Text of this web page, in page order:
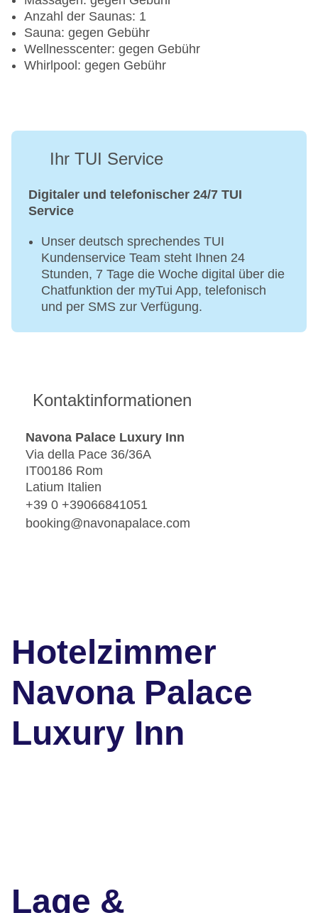
Anzahl der Saunas: 1
Sauna: gegen Gebühr
Wellnesscenter: gegen Gebühr
Whirlpool: gegen Gebühr
Ihr TUI Service
Digitaler und telefonischer 24/7 TUI
Service
Unser deutsch sprechendes TUI
Kundenservice Team steht Ihnen 24
Stunden, 7 Tage die Woche digital über die
Chatfunktion der myTui App, telefonisch
und per SMS zur Verfügung.
Kontaktinformationen
Navona Palace Luxury Inn
Via della Pace 36/36A
IT00186 Rom
Latium Italien
+39 0 +39066841051
booking@navonapalace.com
Hotelzimmer
Navona Palace
Luxury Inn
Lage &